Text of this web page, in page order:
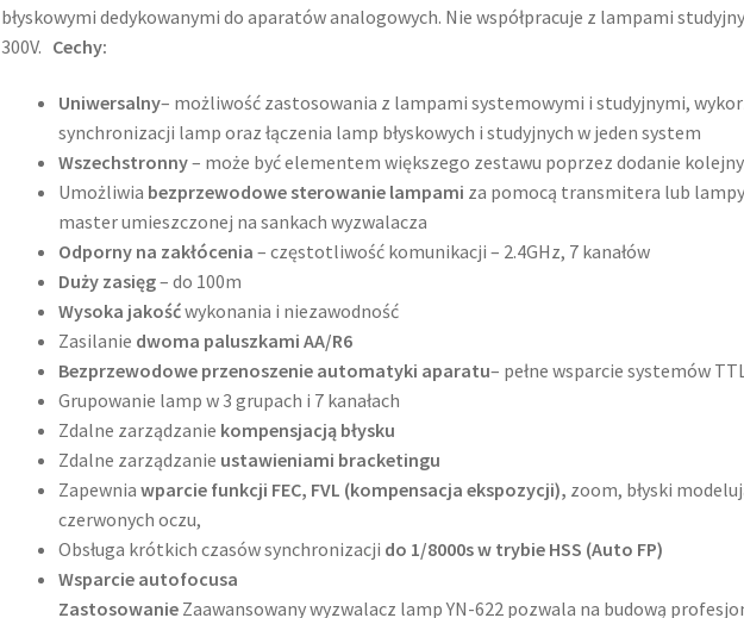
błyskowymi dedykowanymi do aparatów analogowych. Nie współpracuje z lampami
300V. Cechy:
Uniwersalny– możliwość zastosowania z lampami systemowymi i studyjnymi,
synchronizacji lamp oraz łączenia lamp błyskowych i studyjnych w jeden system
Wszechstronny– może być elementem większego zestawu poprzez dodanie
Umożliwia bezprzewodowe sterowanie lampami za pomocą transmitera lub
master umieszczonej na sankach wyzwalacza
Odporny na zakłócenia – częstotliwość komunikacji – 2.4GHz, 7 kanałów
Duży zasięg– do 100m
Wysoka jakośćwykonania i niezawodność
Zasilanie dwoma paluszkami AA/R6
Bezprzewodowe przenoszenie automatyki aparatu– pełne wsparcie systemów
Grupowanie lamp w 3 grupach i 7 kanałach
Zdalne zarządzanie kompensjacją błysku
Zdalne zarządzanie ustawieniami bracketingu
Zapewnia wparcie funkcji FEC, FVL (kompensacja ekspozycji), zoom, błyski
czerwonych oczu,
Obsługa krótkich czasów synchronizacji do 1/8000s w trybie HSS (Auto FP)
Wsparcie autofocusa
ZastosowanieZaawansowany wyzwalacz lamp YN-622 pozwala na budową